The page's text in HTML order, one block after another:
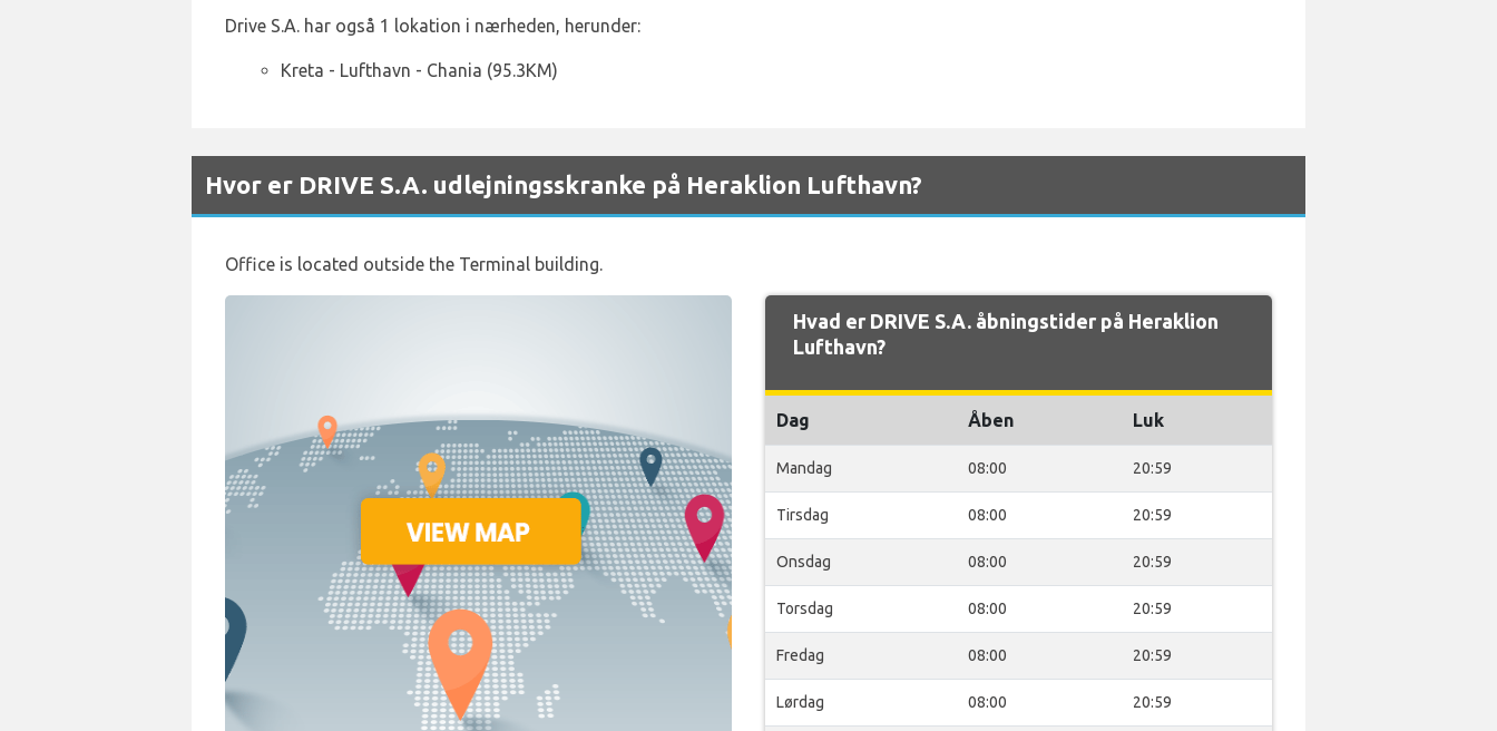
Drive S.A. har også 1 lokation i nærheden, herunder:
Kreta - Lufthavn - Chania (95.3KM)
Hvor er DRIVE S.A. udlejningsskranke på Heraklion Lufthavn?
Office is located outside the Terminal building.
Hvad er DRIVE S.A. åbningstider på Heraklion
Lufthavn?
Dag Åben Luk
Mandag 08:00 20:59
Tirsdag 08:00 20:59
Onsdag 08:00 20:59
Torsdag 08:00 20:59
Fredag 08:00 20:59
Lørdag 08:00 20:59